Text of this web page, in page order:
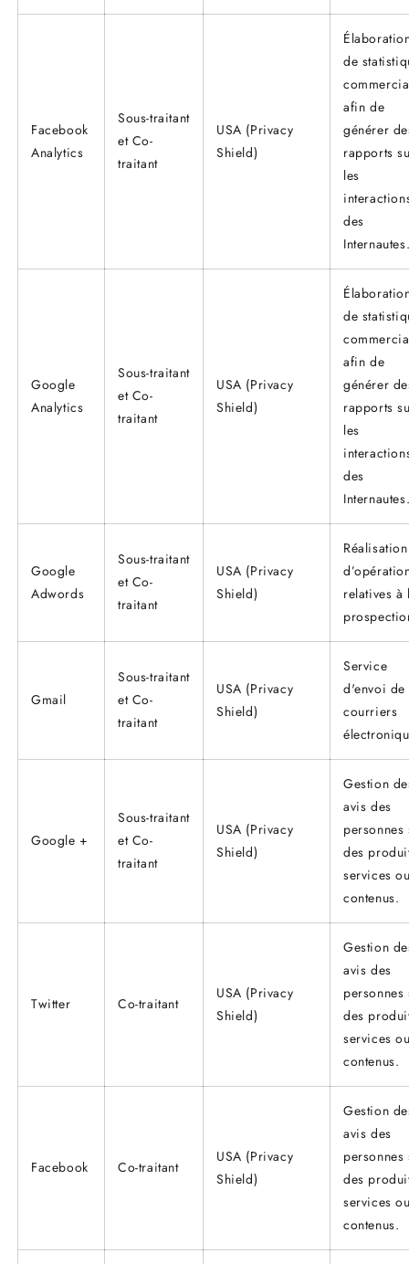
Facebook
Analytics
Sous-traitant
et Co-
traitant
USA (Privacy
Shield)
de
afin de
générer
rapports
les
des
Google
Analytics
Sous-traitant
et Co-
traitant
USA (Privacy
Shield)
de
afin de
générer
rapports
les
des
Google
Adwords
Sous-traitant
et Co-
traitant
USA (Privacy
Shield)
Réalisation
relatives à
Gmail
Sous-traitant
et Co-
traitant
USA (Privacy
Shield)
Service
d'envoi de
courriers
Google +
Sous-traitant
et Co-
traitant
USA (Privacy
Shield)
Gestion
avis des
personnes
des
services
contenus.
Twitter Co-traitant
USA (Privacy
Shield)
Gestion
avis des
personnes
des
services
contenus.
Facebook Co-traitant
USA (Privacy
Shield)
Gestion
avis des
personnes
des
services
contenus.